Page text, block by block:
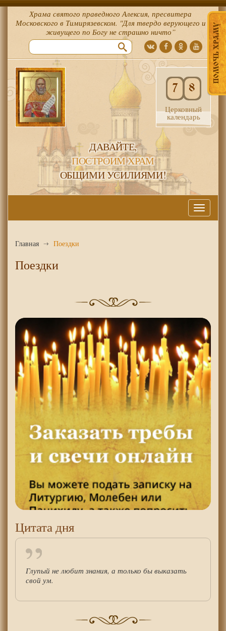
ПОМОЧЬ ХРАМУ
Храма святого праведного Алексия, пресвитера
Московского в Тимирязевском. "Для твердо верующего и
живущего по Богу не страшно ничто”
7 8
Церковный
календарь
ДАВАЙТЕ,
ПОСТРОИМ ХРАМ
ОБЩИМИ УСИЛИЯМИ!
Меню
Главная Поездки
Поездки
Цитата дня
Глупый не любит знания, а только бы выказать
свой ум.